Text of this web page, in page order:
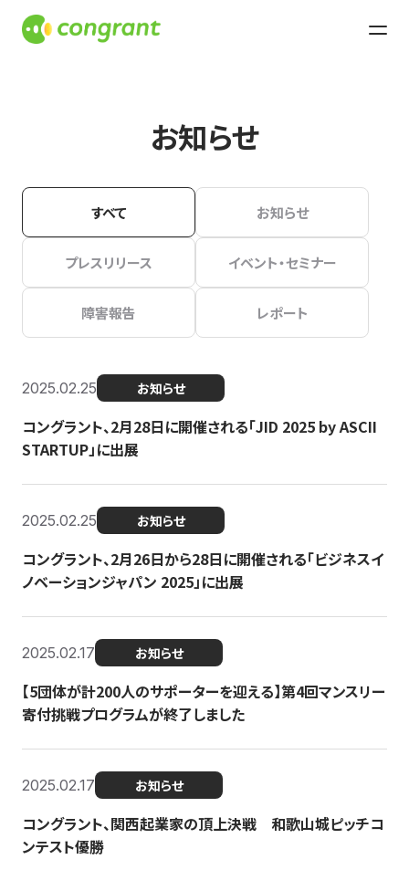
お知らせ
すべて お知らせ
プレスリリース イベント・セミナー
障害報告 レポート
2025.02.25 お知らせ
コングラント、2月28日に開催される「JID 2025 by ASCII
STARTUP」に出展
2025.02.25 お知らせ
コングラント、2月26日から28日に開催される「ビジネスイ
ノベーションジャパン 2025」に出展
2025.02.17 お知らせ
【5団体が計200人のサポーターを迎える】​​第4回マンスリー
寄付挑戦プログラムが終了しました
2025.02.17 お知らせ
コングラント、関西起業家の頂上決戦 和歌山城ピッチコ
ンテスト優勝